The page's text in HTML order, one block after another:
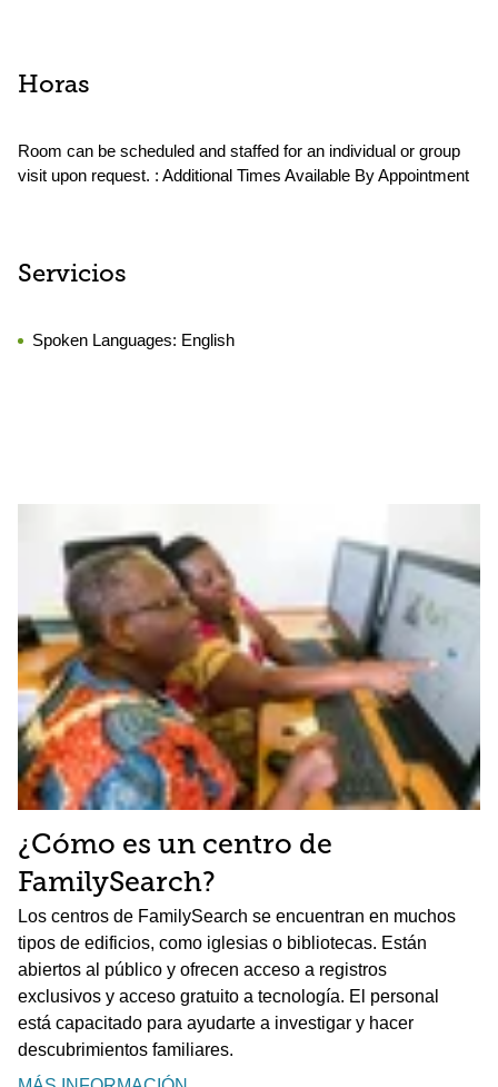
Horas
Room can be scheduled and staffed for an individual or group
visit upon request. : Additional Times Available By Appointment
Servicios
Spoken Languages: English
¿Cómo es un centro de
FamilySearch?
Los centros de FamilySearch se encuentran en muchos
tipos de edificios, como iglesias o bibliotecas. Están
abiertos al público y ofrecen acceso a registros
exclusivos y acceso gratuito a tecnología. El personal
está capacitado para ayudarte a investigar y hacer
descubrimientos familiares.